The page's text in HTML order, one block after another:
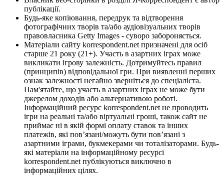
публікації.
Будь-яке копіювання, передрук та відтворення
фотографічних творів та/або аудіовізуальних творів
правовласника Getty Images - суворо забороняється.
Матеріали сайту korrespondent.net призначені для осіб
старше 21 року (21+). Участь в азартних іграх може
викликати ігрову залежність. Дотримуйтесь правил
(принципів) відповідальної гри. При виявленні перших
ознак залежності негайно зверніться до спеціаліста.
Пам'ятайте, що участь в азартних іграх не може бути
джерелом доходів або альтернативою роботі.
Інформаційний ресурс korrespondent.net не проводить
ігри на реальні та/або віртуальні гроші, також сайт не
приймає ні в якій формі оплату ставок та інших
платежів, які пов’язані/можуть бути пов’язані з
азартними іграми, букмекерами чи тоталізаторами. Будь-
які матеріали на інформаційному ресурсі
korrespondent.net публікуються виключно в
інформаційних цілях.